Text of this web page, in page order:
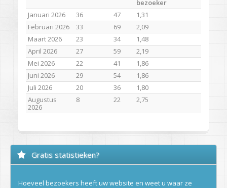
bezoeker
Januari 2026
36 47
1,31
Februari 2026
33 69
2,09
Maart 2026
23 34
1,48
April 2026
27 59
2,19
Mei 2026
22 41
1,86
Juni 2026
29 54
1,86
Juli 2026
20 36
1,80
Augustus
2026
8 22 2,75
Gratis statistieken?
Hoeveel bezoekers heeft uw website en weet u waar ze